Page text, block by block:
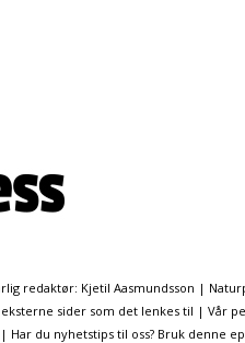
redaktør: Kjetil Aasmundsson |
sider som det lenkes til | Vår
du nyhetstips til oss? Bruk denne